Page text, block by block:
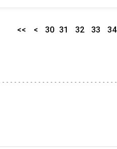
<< < 30 31 32 33 34